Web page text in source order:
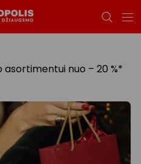
asortimentui nuo – 20 %*